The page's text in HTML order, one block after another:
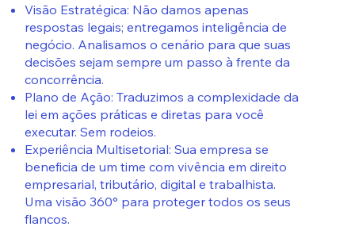
Visão Estratégica: Não damos apenas
respostas legais; entregamos inteligência de
negócio. Analisamos o cenário para que suas
decisões sejam sempre um passo à frente da
concorrência.
Plano de Ação: Traduzimos a complexidade da
lei em ações práticas e diretas para você
executar. Sem rodeios.
Experiência Multisetorial: Sua empresa se
beneficia de um time com vivência em direito
empresarial, tributário, digital e trabalhista.
Uma visão 360° para proteger todos os seus
flancos.